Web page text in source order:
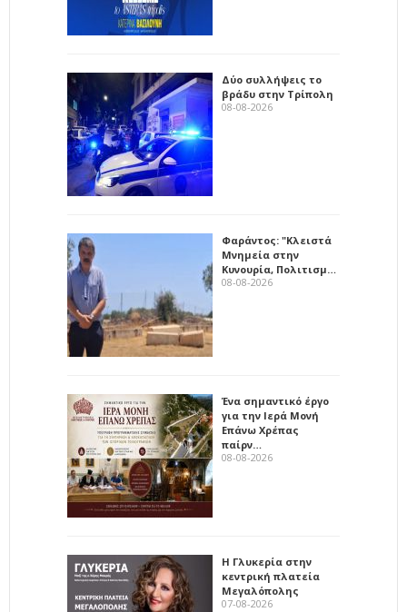
Δύο συλλήψεις το
βράδυ στην Τρίπολη
08-08-2026
Φαράντος: "Κλειστά
Μνημεία στην
Κυνουρία, Πολιτισμ…
08-08-2026
Ένα σημαντικό έργο
για την Ιερά Μονή
Επάνω Χρέπας
παίρν…
08-08-2026
Η Γλυκερία στην
κεντρική πλατεία
Μεγαλόπολης
07-08-2026